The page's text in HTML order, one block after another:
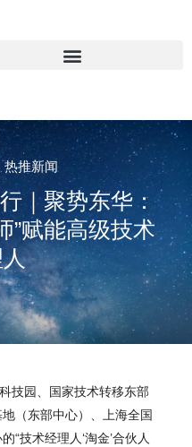
热推新闻
｜聚势东华：
”赋能高级技术
技园、
国家技术转移东部
（东部中心）、上海全国
“技术经理人‘淘金’合伙人